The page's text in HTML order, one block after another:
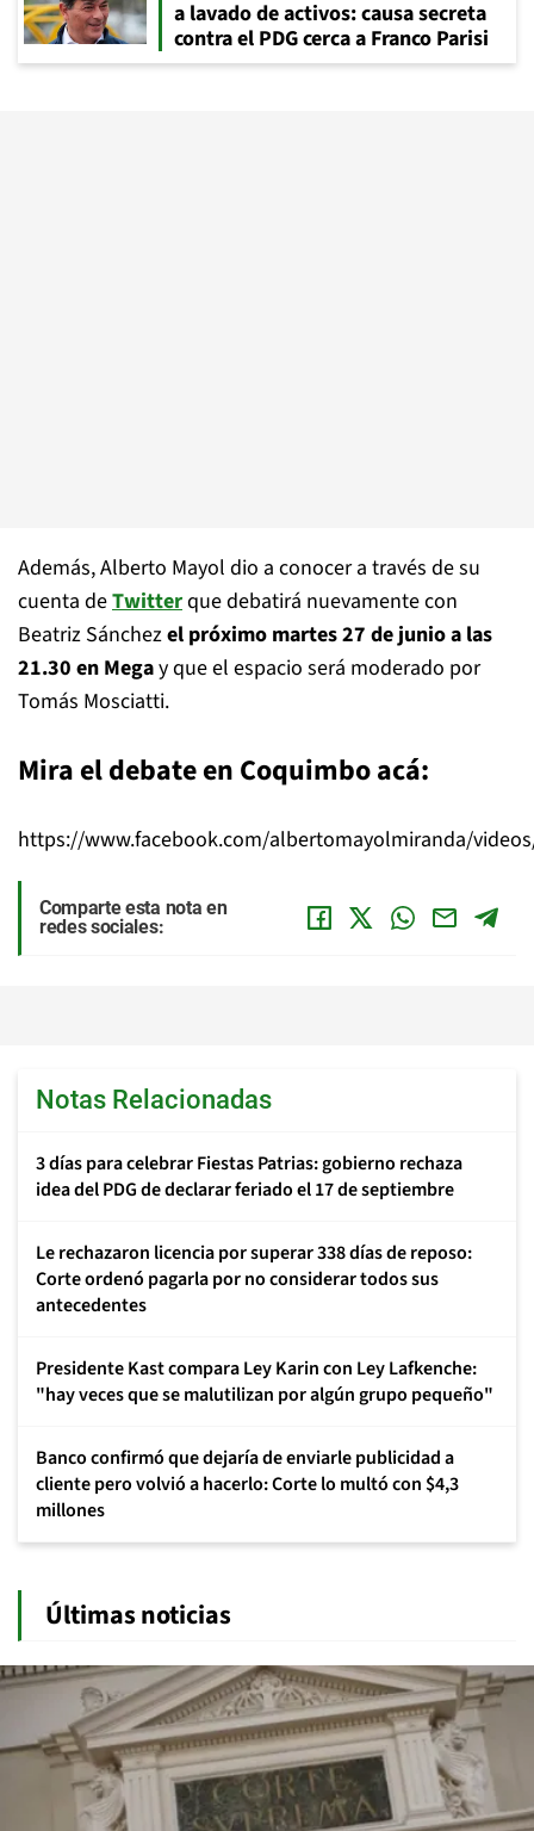
a lavado de activos: causa secreta
contra el PDG cerca a Franco Parisi
Además, Alberto Mayol dio a conocer a través de su
cuenta deTwitterque debatirá nuevamente con
Beatriz Sánchezel próximo martes 27 de junio a las
21.30 en Megay que el espacio será moderado por
Tomás Mosciatti.
Mira el debate en Coquimbo acá:
https://www.facebook.com/albertomayolmiranda/
Comparte esta nota en
redes sociales:
Notas Relacionadas
3 días para celebrar Fiestas Patrias: gobierno rechaza
idea del PDG de declarar feriado el 17 de septiembre
Le rechazaron licencia por superar 338 días de reposo:
Corte ordenó pagarla por no considerar todos sus
antecedentes
Presidente Kast compara Ley Karin con Ley Lafkenche:
"hay veces que se malutilizan por algún grupo pequeño"
Banco confirmó que dejaría de enviarle publicidad a
cliente pero volvió a hacerlo: Corte lo multó con $4,3
millones
Últimas noticias